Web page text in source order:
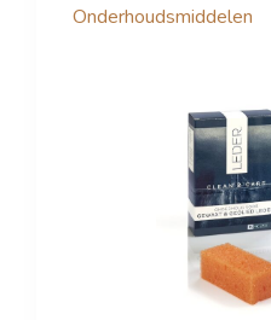
Onderhoudsmiddelen